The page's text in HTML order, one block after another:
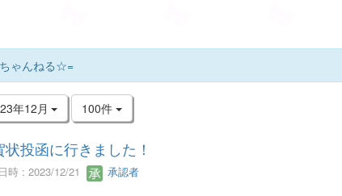
ゃんねる☆=
年12月 100件
状投函に行きました！
時 : 2023/12/21 承認者